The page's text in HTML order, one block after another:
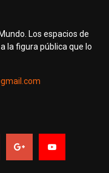
Los espacios de
la figura pública que lo